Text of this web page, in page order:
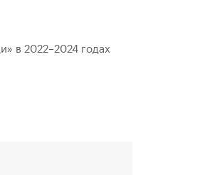
в 2022–2024 годах